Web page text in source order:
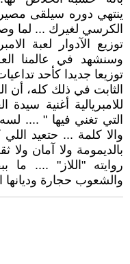
ينتهي دوره سيلقى
الكرسي لغيرك ... لما
توزيع الآدوار لعبة
وسنشهد في عالمنا
توزيعا جديدا كأحد
الثابت في ذلك كله،
للامبريالية أغنية سيدة
التي تغني فيها " ....
والا كلمة ... حتعيد
بالديمومة ولا آمان ولا
روايته "اللاز" .... ما
والشعوب حجارة وديانها